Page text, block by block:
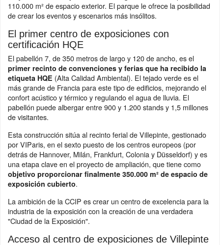
110.000 m² de espacio exterior. El parque le ofrece la posibilidad
de crear los eventos y escenarios más insólitos.
El primer centro de exposiciones con
certificación HQE
El pabellón 7, de 350 metros de largo y 120 de ancho, es el
primer recinto de convenciones y ferias que ha recibido la
etiqueta HQE (Alta Calidad Ambiental). El tejado verde es el
más grande de Francia para este tipo de edificios, mejorando el
confort acústico y térmico y regulando el agua de lluvia. El
pabellón puede albergar entre 900 y 1.200 stands y 1,5 millones
de visitantes.
Esta construcción sitúa al recinto ferial de Villepinte, gestionado
por VIParis, en el sexto puesto de los centros europeos (por
detrás de Hannover, Milán, Frankfurt, Colonia y Düsseldorf) y es
una etapa clave en el proyecto de ampliación, que tiene como
objetivo proporcionar finalmente 350.000 m² de espacio de
exposición cubierto.
La ambición de la CCIP es crear un centro de excelencia para la
industria de la exposición con la creación de una verdadera
"Ciudad de la Exposición".
Acceso al centro de exposiciones de Villepinte